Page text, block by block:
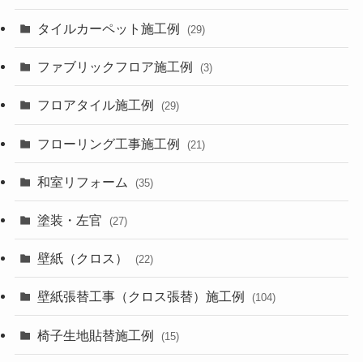
タイルカーペット施工例 (29)
ファブリックフロア施工例 (3)
フロアタイル施工例 (29)
フローリング工事施工例 (21)
和室リフォーム (35)
塗装・左官 (27)
壁紙（クロス） (22)
壁紙張替工事（クロス張替）施工例 (104)
椅子生地貼替施工例 (15)